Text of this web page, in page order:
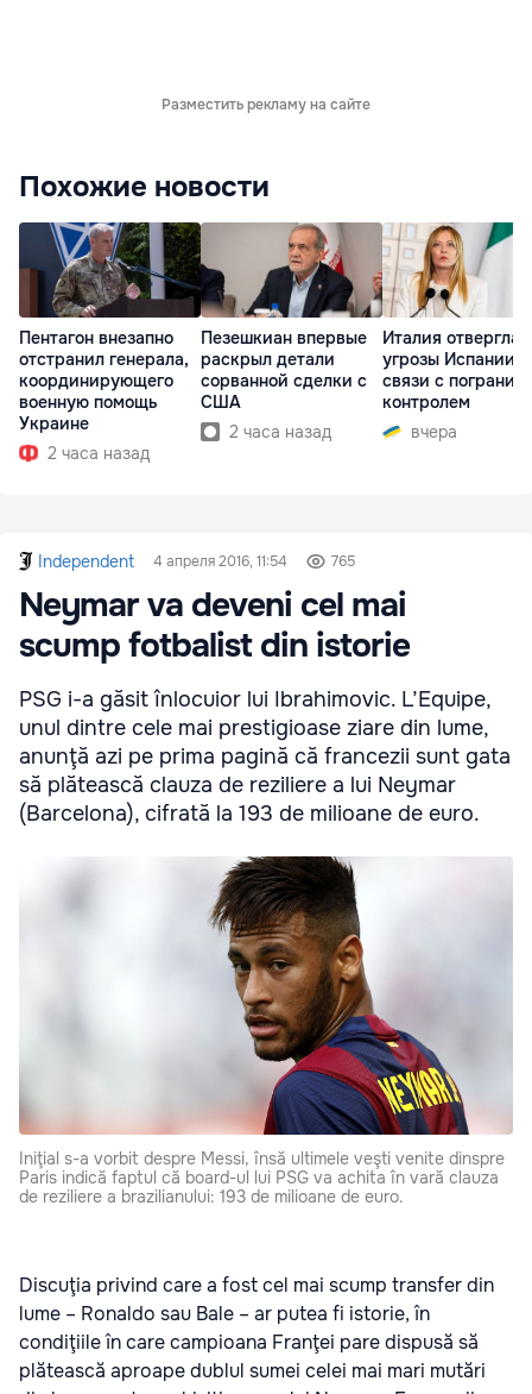
Разместить рекламу на сайте
Похожие новости
Пентагон внезапно
отстранил генерала,
координирующего
военную помощь
Украине
2 часа назад
Пезешкиан впервые
раскрыл детали
сорванной сделки с
США
2 часа назад
Италия отвергла
угрозы Испании в
связи с
контролем
вчера
Independent 4 апреля 2016, 11:54 765
Neymar va deveni cel mai
scump fotbalist din istorie
PSG i-a găsit înlocuior lui Ibrahimovic. L’Equipe,
unul dintre cele mai prestigioase ziare din lume,
anunţă azi pe prima pagină că francezii sunt gata
să plătească clauza de reziliere a lui Neymar
(Barcelona), cifrată la 193 de milioane de euro.
Iniţial s-a vorbit despre Messi, însă ultimele veşti venite dinspre
Paris indică faptul că board-ul lui PSG va achita în vară clauza
de reziliere a brazilianului: 193 de milioane de euro.
Discuţia privind care a fost cel mai scump transfer din
lume – Ronaldo sau Bale – ar putea fi istorie, în
condiţiile în care campioana Franţei pare dispusă să
plătească aproape dublul sumei celei mai mari mutări